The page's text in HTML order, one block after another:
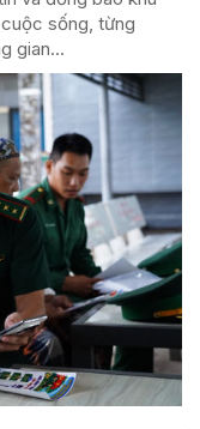
sống, từng
gian...